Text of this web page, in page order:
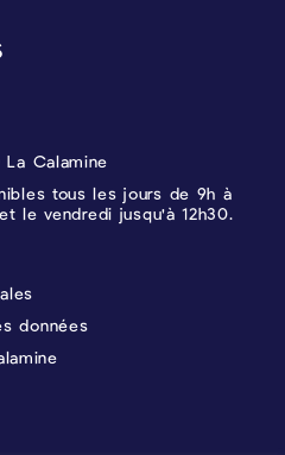
La Calamine
tous les jours de 9h à
le vendredi jusqu'à 12h30.
DONNÉES, MENTIONS
données